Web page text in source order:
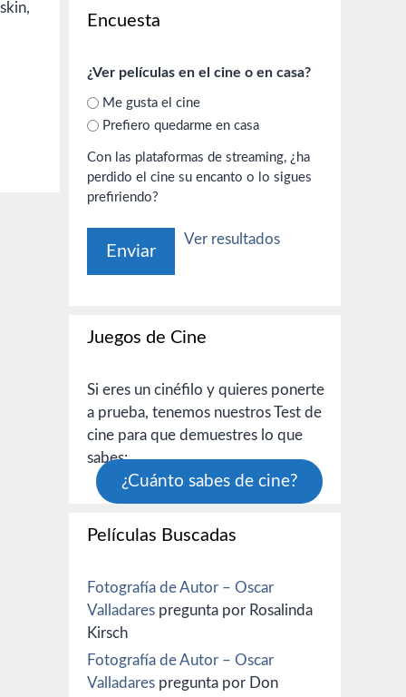
Encuesta
¿Ver películas en el cine o en casa?
Me gusta el cine
Prefiero quedarme en casa
Con las plataformas de streaming, ¿ha
perdido el cine su encanto o lo sigues
prefiriendo?
Ver resultados
Juegos de Cine
Si eres un cinéfilo y quieres ponerte
a prueba, tenemos nuestros Test de
cine para que demuestres lo que
sabes:
¿Cuánto sabes de cine?
Películas Buscadas
Fotografía de Autor – Oscar
Valladares pregunta por Rosalinda
Kirsch
Fotografía de Autor – Oscar
Valladares pregunta por Don